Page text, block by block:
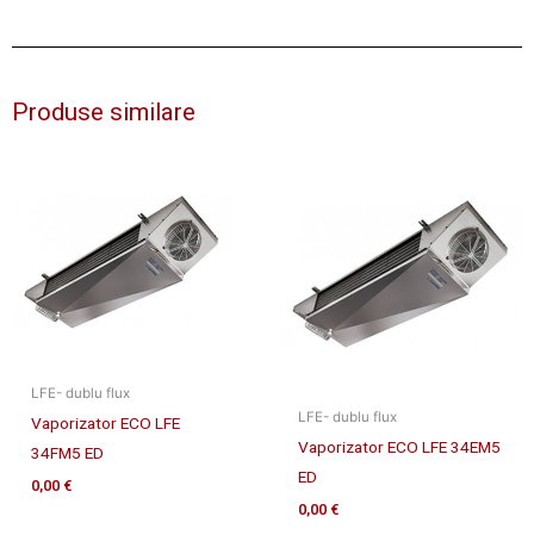
Produse similare
LFE- dublu flux
Vaporizator ECO LFE
34FM5 ED
0,00 €
LFE- dublu flux
Vaporizator ECO LFE 34EM5
ED
0,00 €